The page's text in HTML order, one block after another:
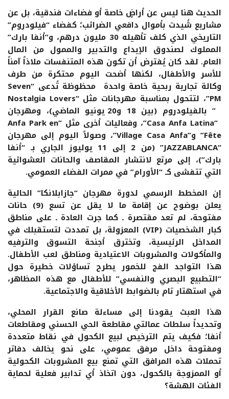
الحديث هنا ليس عن أراضٍ خاصة أو فضاءات فندقية، بل عن
مشاريع شُيدت بأموال دافعي الضرائب؛ كفضاء “فيلودروم”
التاريخي الذي كلف تأهيله 30 مليون درهم، و”أنفا بارك”
المملوك لصندوق الإيداع والتدبير والممول من المال
العام. لقد كان يُفترض أن تكون هذه المتنفسات ملاذاً آمناً
للأسر والأطفال، لكنها أضحت اليوم محتكرة من طرف
وكالة تجارية ربحية خاصة واحدة محظوظة تُدعى “Seven
PM”، لتتحول بمناسبة مهرجانات مثل “Nostalgia Lovers
” بالفيلودروم (بين 18 و20 يونيو الماضي)، ومهرجان
“Casa Anfa Latina”، وفعاليات أخرى مثل “Anfa Park en
Fête” و”Village Casa Anfa”، وصولاً اليوم إلى مهرجان
“JAZZABLANCA” (من 2 إلى 11 يوليوز الجاري بـ “أنفا
بارك”)، إلى مرتع لانتشار المقاصف والحانات العشوائية
التي تتفشى كـ “الأورام” في ممرات الفضاء العمومي.
إن المخطط الرسمي لدورة مهرجان “جازابلانكا” الحالية
يعلن بوضوح عن إقامة ما لا يقل عن تسع (9) حانات
مفتوحة، لم تعد مقتصرة ـ كما جرت العادة ـ على مناطق
كبار الشخصيات (VIP) المعزولة، بل تمددت لتستقبلك في
المداخل الرئيسية، وتخترق أجنحة التسوق والترفيه
والمأكولات والمشروبات الاعتيادية ومناطق لعب الأطفال.
هذا التواجد الفج للخمور يطرح تساؤلات خطيرة حول
“التطبيع البصري والنفسي” للأطفال مع هذه المظاهر،
في استهتار تام بالضوابط الأخلاقية والاجتماعية.
هذا العبث يقودنا إلى مساءلة صانع القرار المحلي،
وتحديداً سلطات عمالتي مقاطعة الحي الحسني ومقاطعات
أنفا؛ فكيف يتم الترخيص لبيع الكحول في نقاط متعددة
ومفتوحة داخل مرفق عمومي، على نحو يخالف دفاتر
تحملات هذه المرافق التي تمنع بيع المشروبات الكحولية
أو الممزوجة بالكحول، دون اتخاذ أي تدابير فعلية لحماية
الفئات الهشة؟